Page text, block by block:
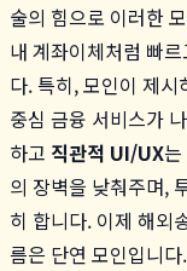
술의 힘으로 이러한
내 계좌이체처럼 빠
다. 특히, 모인이 제시
중심 금융 서비스가
하고 직관적 UI/UX
의 장벽을 낮춰주며,
히 합니다. 이제 해외
름은 단연 모인입니